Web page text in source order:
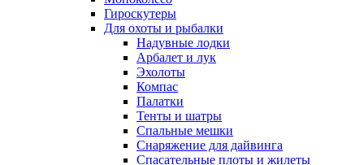
Гироскутеры
Для охоты и рыбалки
Надувные лодки
Арбалет и лук
Эхолоты
Компас
Палатки
Тенты и шатры
Спальные мешки
Снаряжение для дайвинга
Спасательные плоты и жилеты